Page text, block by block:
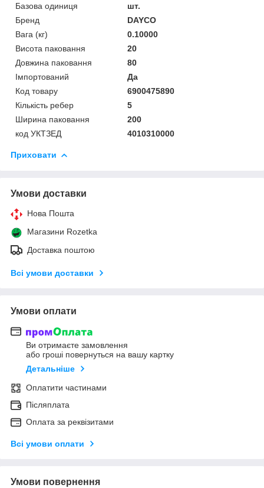
Базова одиниця
шт.
Бренд
DAYCO
Вага (кг)
0.10000
Висота паковання
20
Довжина паковання
80
Імпортований
Да
Код товару
6900475890
Кількість ребер
5
Ширина паковання
200
код УКТЗЕД
4010310000
Приховати
Умови доставки
Нова Пошта
Магазини Rozetka
Доставка поштою
Всі умови доставки
Умови оплати
Ви отримаєте замовлення
або гроші повернуться на вашу картку
Детальніше
Оплатити частинами
Післяплата
Оплата за реквізитами
Всі умови оплати
Умови повернення